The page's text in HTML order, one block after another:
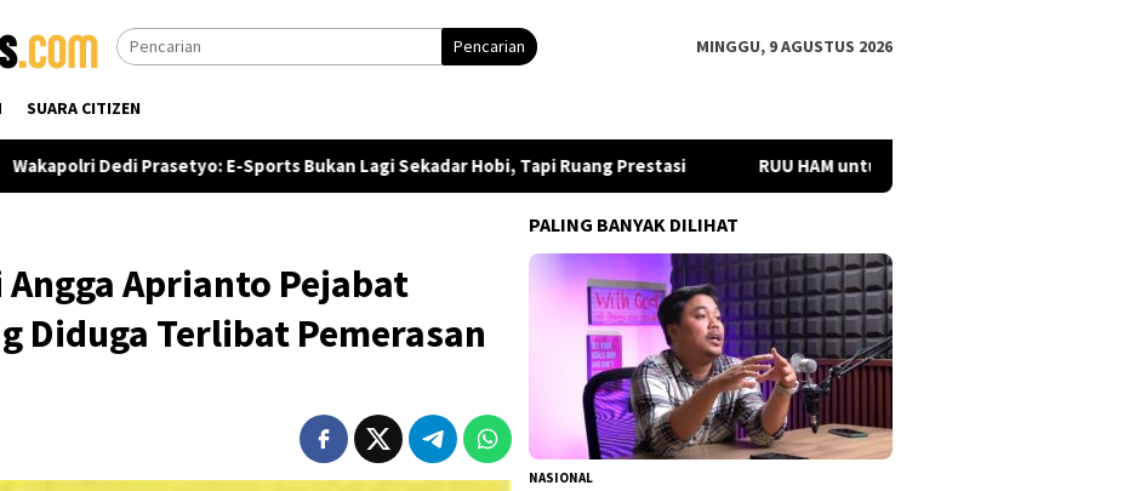
Pencarian MINGGU, 9 AGUSTUS 2026
SUARA CITIZEN
Dedi Prasetyo: E-Sports Bukan Lagi Sekadar Hobi, Tapi Ruang Prestasi RUU HAM untuk Siapa? Publik Diminta Aktif Kawal
Angga Aprianto Pejabat
Diduga Terlibat Pemerasan
PALING BANYAK DILIHAT
NASIONAL